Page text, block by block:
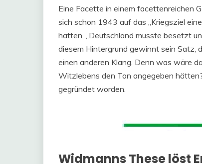
Eine Facette in einem facettenreichen
sich schon 1943 auf das „Kriegsziel
hatten. „Deutschland musste besetzt
diesem Hintergrund gewinnt sein Satz,
einen anderen Klang. Denn was wäre
Witzlebens den Ton angegeben
gegründet worden.
Widmanns These löst